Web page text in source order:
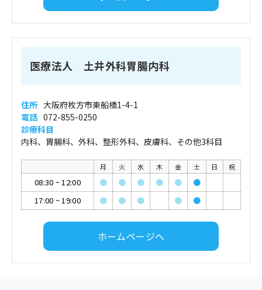
医療法人 土井外科胃腸内科
住所 大阪府枚方市東船橋1-4-1
電話 072-855-0250
診療科目
内科、胃腸科、外科、整形外科、皮膚科、その他3科目
月 火 水 木 金 土 日 祝
08:30 ~12:00 ● ● ● ● ●
●
17:00 ~19:00 ● ● ● ● ●
ホームページへ